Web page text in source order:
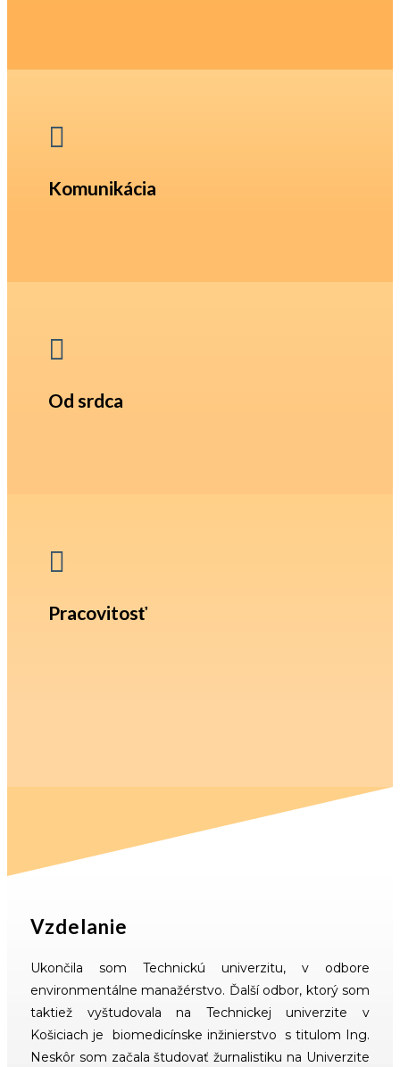

Komunikácia

Od srdca

Pracovitosť
Vzdelanie
Ukončila som Technickú univerzitu, v odbore
environmentálne manažérstvo. Ďalší odbor, ktorý som
taktiež vyštudovala na Technickej univerzite v
Košiciach je biomedicínske inžinierstvo s titulom Ing.
Neskôr som začala študovať žurnalistiku na Univerzite